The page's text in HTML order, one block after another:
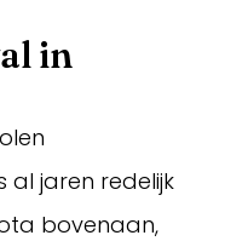
in
al jaren redelijk
bovenaan,